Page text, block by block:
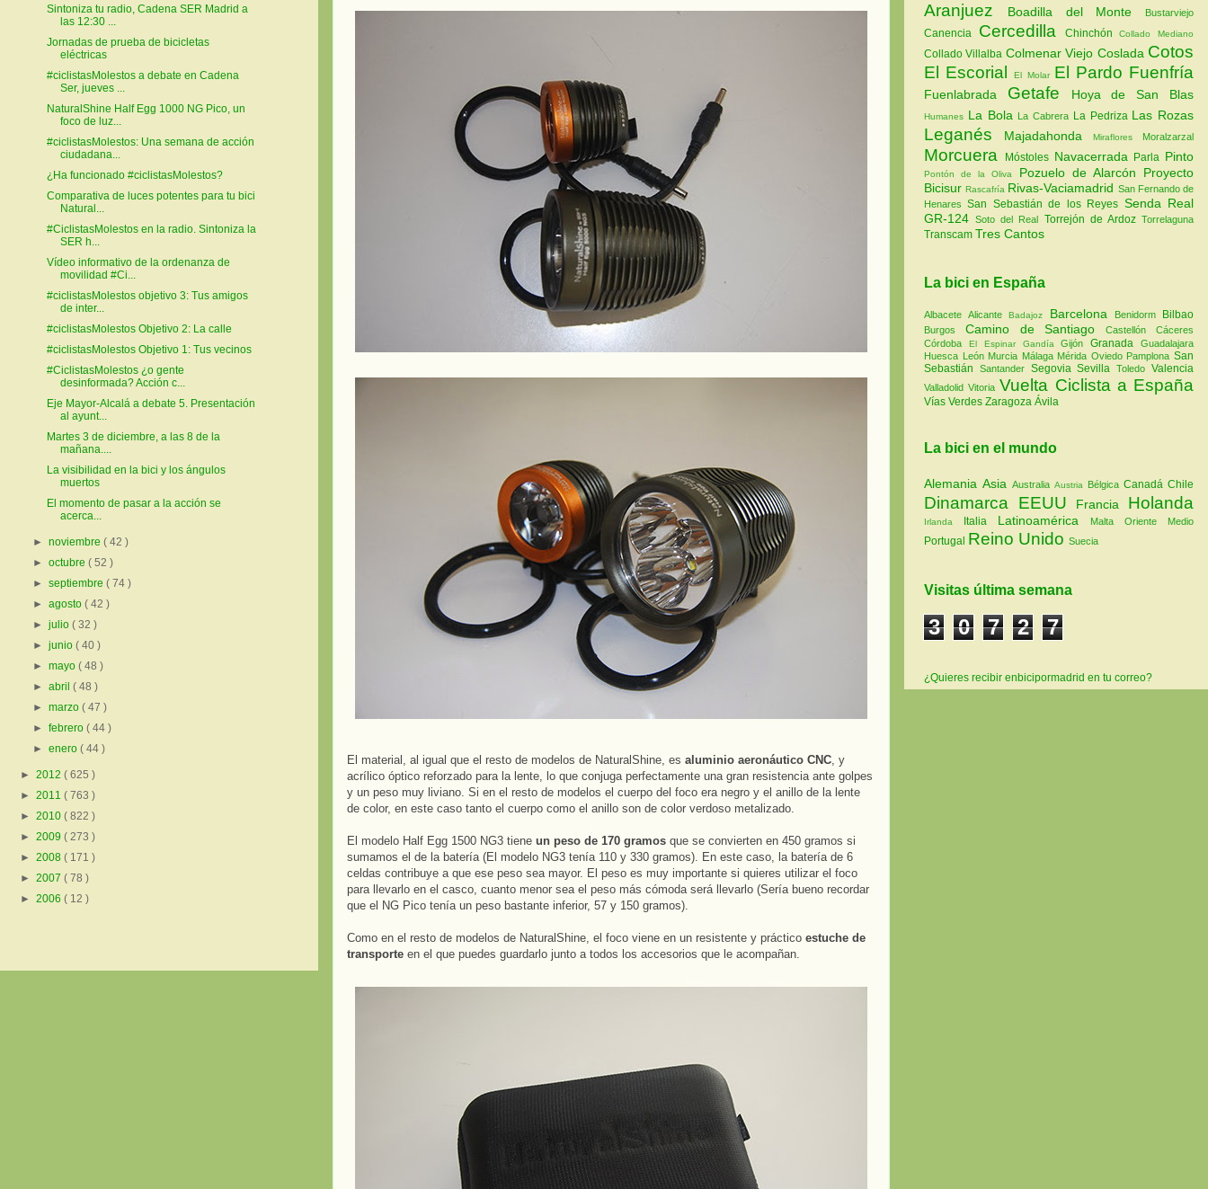
El material, al igual que el resto de modelos de NaturalShine, es aluminio aeronáutico CNC, y
acrílico óptico reforzado para la lente, lo que conjuga perfectamente una gran resistencia ante golpes
y un peso muy liviano. Si en el resto de modelos el cuerpo del foco era negro y el anillo de la lente
de color, en este caso tanto el cuerpo como el anillo son de color verdoso metalizado.
El modelo Half Egg 1500 NG3 tiene un peso de 170 gramos que se convierten en 450 gramos si
sumamos el de la batería (El modelo NG3 tenía 110 y 330 gramos). En este caso, la batería de 6
celdas contribuye a que ese peso sea mayor. El peso es muy importante si quieres utilizar el foco
para llevarlo en el casco, cuanto menor sea el peso más cómoda será llevarlo (Sería bueno recordar
que el NG Pico tenía un peso bastante inferior, 57 y 150 gramos).
Como en el resto de modelos de NaturalShine, el foco viene en un resistente y práctico estuche de
transporte en el que puedes guardarlo junto a todos los accesorios que le acompañan.
Sintoniza tu radio, Cadena SER Madrid a
las 12:30 ...
Jornadas de prueba de bicicletas
eléctricas
#ciclistasMolestos a debate en Cadena
Ser, jueves ...
NaturalShine Half Egg 1000 NG Pico, un
foco de luz...
#ciclistasMolestos: Una semana de acción
ciudadana...
¿Ha funcionado #ciclistasMolestos?
Comparativa de luces potentes para tu bici
Natural...
#CiclistasMolestos en la radio. Sintoniza la
SER h...
Vídeo informativo de la ordenanza de
movilidad #Ci...
#ciclistasMolestos objetivo 3: Tus amigos
de inter...
#ciclistasMolestos Objetivo 2: La calle
#ciclistasMolestos Objetivo 1: Tus vecinos
#CiclistasMolestos ¿o gente
desinformada? Acción c...
Eje Mayor-Alcalá a debate 5. Presentación
al ayunt...
Martes 3 de diciembre, a las 8 de la
mañana....
La visibilidad en la bici y los ángulos
muertos
El momento de pasar a la acción se
acerca...
►noviembre( 42 )
►octubre( 52 )
►septiembre( 74 )
►agosto( 42 )
►julio( 32 )
►junio( 40 )
►mayo( 48 )
►abril( 48 )
►marzo( 47 )
►febrero( 44 )
►enero( 44 )
► 2012 ( 625 )
► 2011 ( 763 )
► 2010 ( 822 )
► 2009 ( 273 )
► 2008 ( 171 )
► 2007 ( 78 )
► 2006 ( 12 )
Aranjuez Boadilla del Monte Bustarviejo
Canencia Cercedilla ChinchónCollado Mediano
Collado Villalba Colmenar Viejo Coslada Cotos
El EscorialEl Molar El Pardo Fuenfría
Fuenlabrada Getafe Hoya de San Blas
Humanes La Bola La Cabrera La Pedriza Las Rozas
Leganés Majadahonda Miraflores Moralzarzal
Morcuera Móstoles Navacerrada Parla Pinto
Pontón de la Oliva Pozuelo de Alarcón Proyecto
BicisurRascafría Rivas-Vaciamadrid San Fernando de
HenaresSan Sebastián de los Reyes Senda Real
GR-124Soto del Real Torrejón de ArdozTorrelaguna
Transcam Tres Cantos
La bici en España
AlbaceteAlicanteBadajoz Barcelona Benidorm Bilbao
Burgos Camino de SantiagoCastellónCáceres
Córdoba El Espinar GandíaGijónGranadaGuadalajara
Huesca León Murcia Málaga Mérida Oviedo PamplonaSan
Sebastián Santander SegoviaSevillaToledoValencia
ValladolidVitoria Vuelta Ciclista a España
Vías Verdes Zaragoza Ávila
La bici en el mundo
Alemania Asia Australia Austria Bélgica Canadá Chile
Dinamarca EEUU Francia Holanda
Irlanda Italia Latinoamérica Malta Oriente Medio
Portugal Reino Unido Suecia
Visitas última semana
3 0 7 2 7
¿Quieres recibir enbicipormadrid en tu correo?